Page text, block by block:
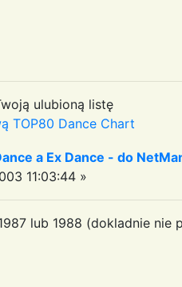
ulubioną listę
TOP80 Dance Chart
a Ex Dance - do
11:03:44 »
lub 1988 (dokladnie nie